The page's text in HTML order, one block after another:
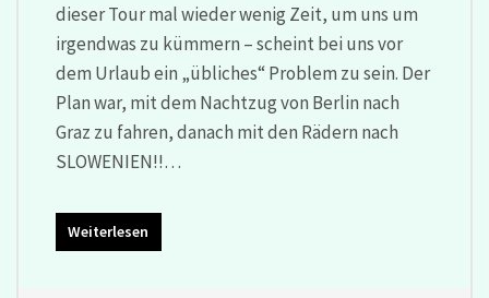
dieser Tour mal wieder wenig Zeit, um uns um
irgendwas zu kümmern – scheint bei uns vor
dem Urlaub ein „übliches“ Problem zu sein. Der
Plan war, mit dem Nachtzug von Berlin nach
Graz zu fahren, danach mit den Rädern nach
SLOWENIEN!!…
Weiterlesen